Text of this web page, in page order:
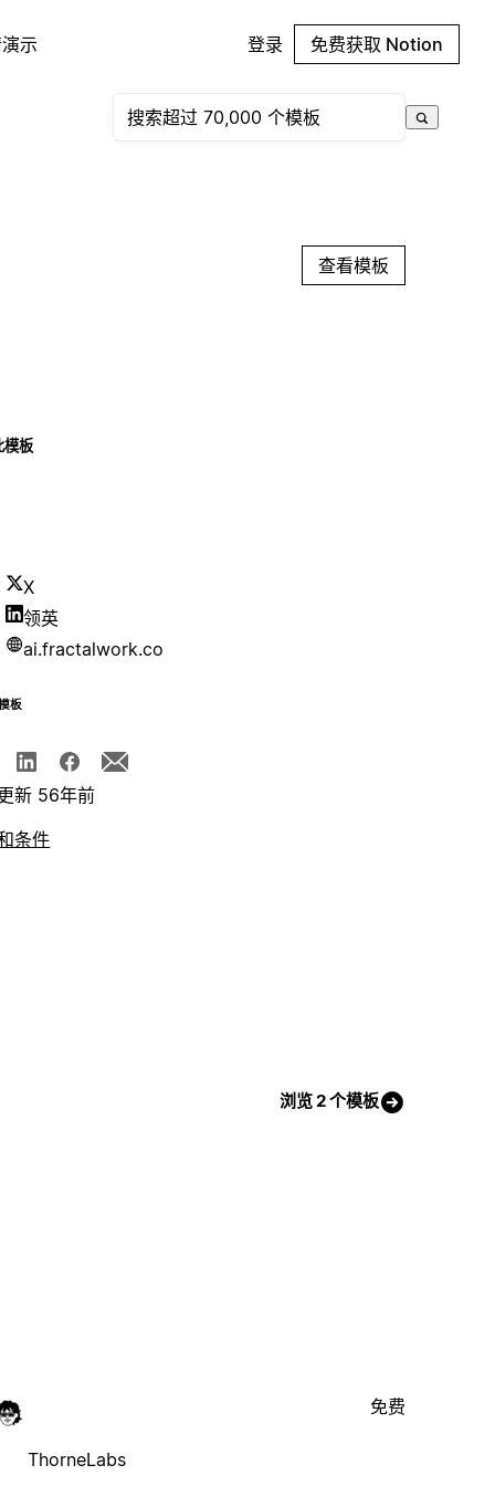
示 登录 免费获取 Notion
查看模板
模板
X
领英
ai.fractalwork.co
板
新 56年前
条件
浏览 2 个模板
ThorneLabs
免费